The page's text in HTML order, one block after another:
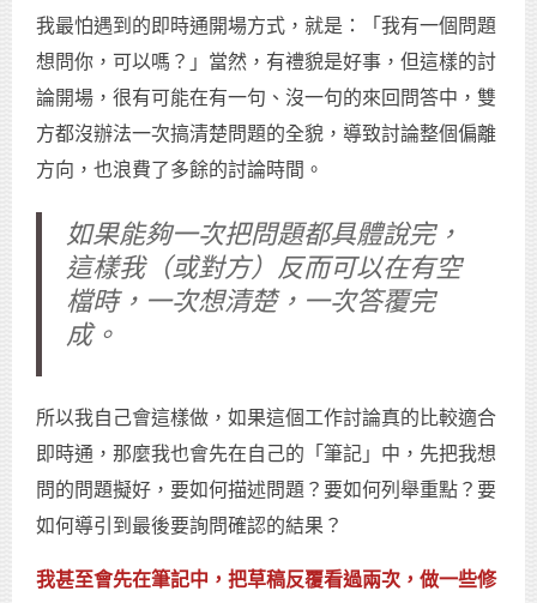
我最怕遇到的即時通開場方式，就是：「我有一個問題
想問你，可以嗎？」當然，有禮貌是好事，但這樣的討
論開場，很有可能在有一句、沒一句的來回問答中，雙
方都沒辦法一次搞清楚問題的全貌，導致討論整個偏離
方向，也浪費了多餘的討論時間。
如果能夠一次把問題都具體說完，
這樣我（或對方）反而可以在有空
檔時，一次想清楚，一次答覆完
成。
所以我自己會這樣做，如果這個工作討論真的比較適合
即時通，那麼我也會先在自己的「筆記」中，先把我想
問的問題擬好，要如何描述問題？要如何列舉重點？要
如何導引到最後要詢問確認的結果？
我甚至會先在筆記中，把草稿反覆看過兩次，做一些修